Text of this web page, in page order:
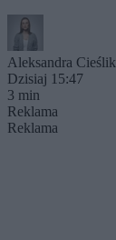
Aleksandra Cieślik
Dzisiaj 15:47
3 min
Reklama
Reklama